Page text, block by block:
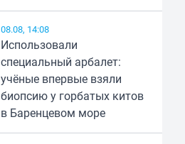
08.08, 14:08
Использовали
специальный арбалет:
учёные впервые взяли
биопсию у горбатых китов
в Баренцевом море